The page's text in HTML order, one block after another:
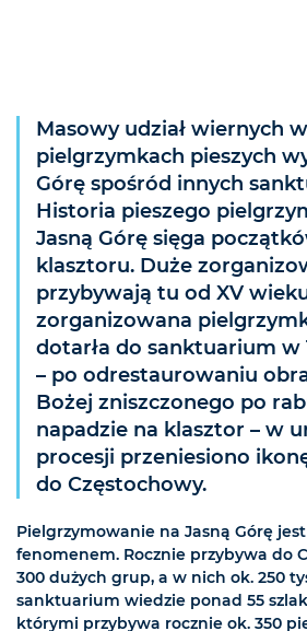
Masowy udział wiernych
pielgrzymkach pieszych
Górę spośród innych
Historia pieszego
Jasną Górę sięga
klasztoru. Duże
przybywają tu od XV
zorganizowana
dotarła do sanktuarium w
– po odrestaurowaniu
Bożej zniszczonego po
napadzie na klasztor – w
procesji przeniesiono
do Częstochowy.
Pielgrzymowanie na Jasną Górę
fenomenem. Rocznie przybywa do
300 dużych grup, a w nich ok. 250
sanktuarium wiedzie ponad 55
którymi przybywa rocznie ok. 350